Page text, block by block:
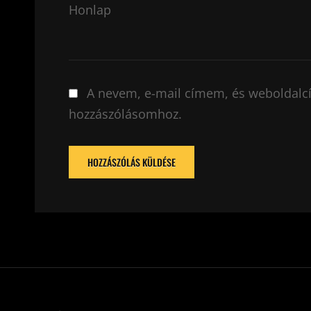
Honlap
A nevem, e-mail címem, és
hozzászólásomhoz.